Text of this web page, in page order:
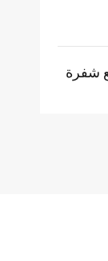
شفرة